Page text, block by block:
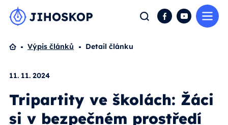
Hledat FacebookYouTube
Domů
Výpis článků Detail článku
11. 11. 2024
Tripartity ve školách: Žáci
si v bezpečném prostředí